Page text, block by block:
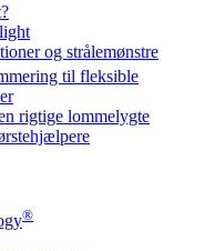
og strålemønstre
til fleksible
rigtige lommelygte
®